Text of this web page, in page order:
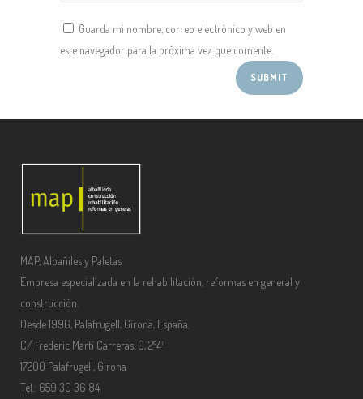
Guarda mi nombre, correo electrónico y web en
este navegador para la próxima vez que comente.
MAP, Albañiles y Paletas
Empresa especializada en la rehabilitación, reformas en general y
construcción.
Desde 1996, Palafrugell, Girona, España.
C/ Frederic Martí Carreras, 6, 2º4ª
17200 Palafrugell, Girona
Tel.: 659 30 36 84